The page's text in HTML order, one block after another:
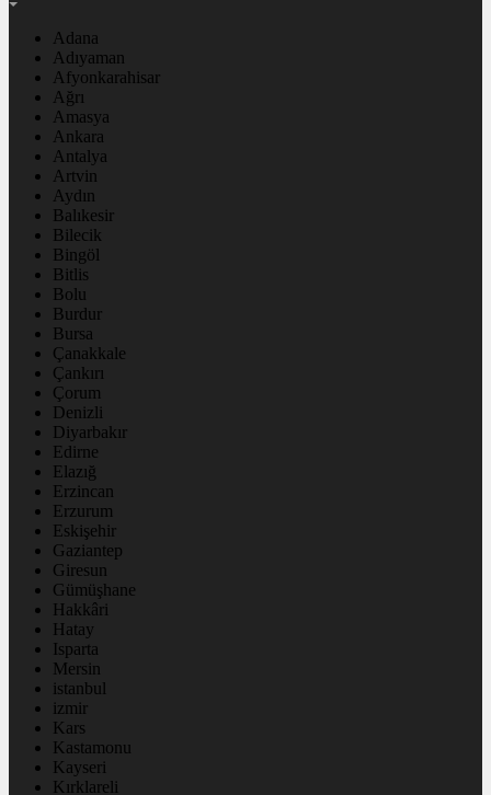
Adana
Adıyaman
Afyonkarahisar
Ağrı
Amasya
Ankara
Antalya
Artvin
Aydın
Balıkesir
Bilecik
Bingöl
Bitlis
Bolu
Burdur
Bursa
Çanakkale
Çankırı
Çorum
Denizli
Diyarbakır
Edirne
Elazığ
Erzincan
Erzurum
Eskişehir
Gaziantep
Giresun
Gümüşhane
Hakkâri
Hatay
Isparta
Mersin
istanbul
izmir
Kars
Kastamonu
Kayseri
Kırklareli